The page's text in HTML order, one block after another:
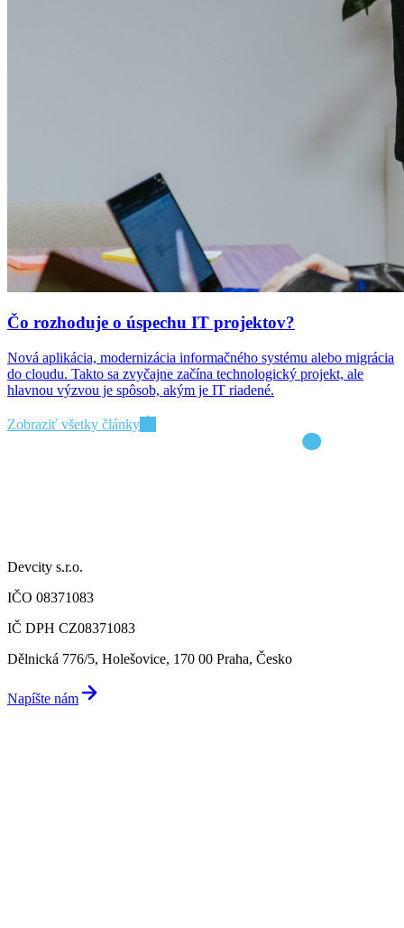
Čo rozhoduje o úspechu IT projektov?
Nová aplikácia, modernizácia informačného systému alebo migrácia
do cloudu. Takto sa zvyčajne začína technologický projekt, ale
hlavnou výzvou je spôsob, akým je IT riadené.
Zobraziť všetky články
Devcity s.r.o.
IČO 08371083
IČ DPH CZ08371083
Dělnická 776/5, Holešovice, 170 00 Praha, Česko
Napíšte nám